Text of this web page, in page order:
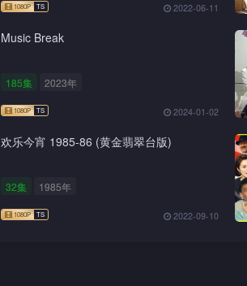
2022-06-11
Music Break
185集 2023年
2024-01-02
欢乐今宵 1985-86 (黄金翡翠台版)
32集 1985年
2022-09-10